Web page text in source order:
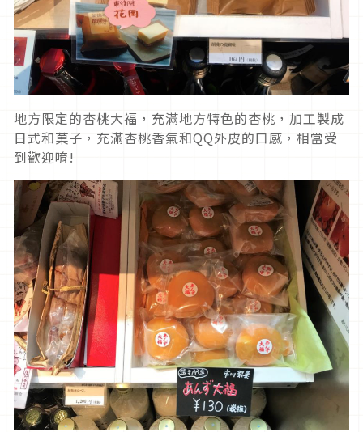
地方限定的杏桃大福，充滿地方特色的杏桃，加工製成
日式和菓子，充滿杏桃香氣和QQ外皮的口感，相當受
到歡迎唷!